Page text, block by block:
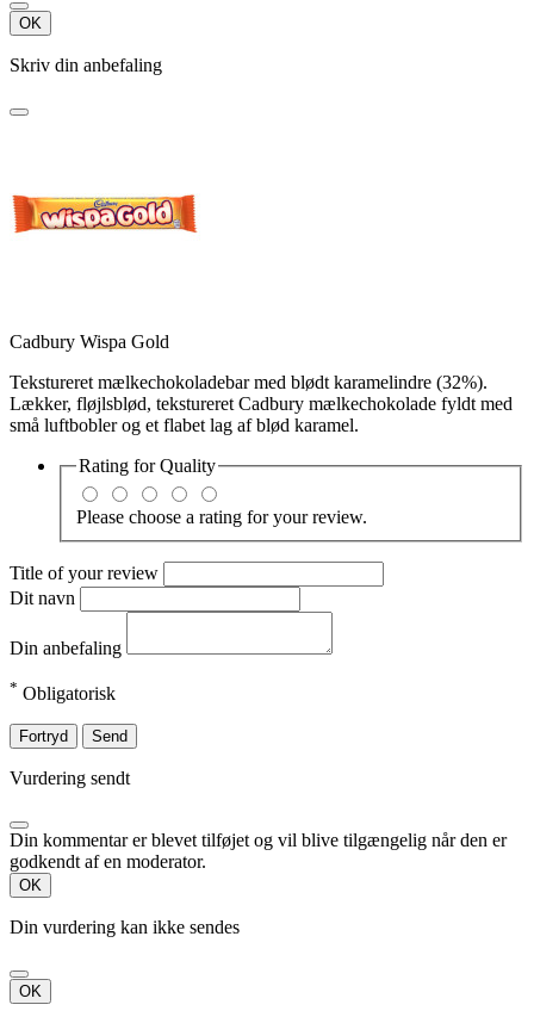
OK
Skriv din anbefaling
Cadbury Wispa Gold
Tekstureret mælkechokoladebar med blødt karamelindre (32%).
Lækker, fløjlsblød, tekstureret Cadbury mælkechokolade fyldt med
små luftbobler og et flabet lag af blød karamel.
Rating forQuality
Please choose a rating for your review.
Title of your review
Dit navn
Din anbefaling
* Obligatorisk
Fortryd Send
Vurdering sendt
Din kommentar er blevet tilføjet og vil blive tilgængelig når den er
godkendt af en moderator.
OK
Din vurdering kan ikke sendes
OK